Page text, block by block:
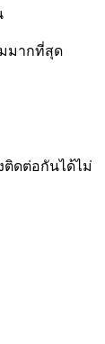
มากที่สุด
ติดต่อกันได้ไม่